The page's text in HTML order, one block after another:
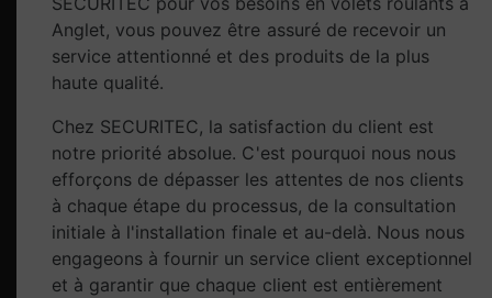
Anglet, vous pouvez être assuré de recevoir un
service attentionné et des produits de la plus
haute qualité.
Chez SECURITEC, la satisfaction du client est
notre priorité absolue. C'est pourquoi nous nous
efforçons de dépasser les attentes de nos clients
à chaque étape du processus, de la consultation
initiale à l'installation finale et au-delà. Nous nous
engageons à fournir un service client exceptionnel
et à garantir que chaque client est entièrement